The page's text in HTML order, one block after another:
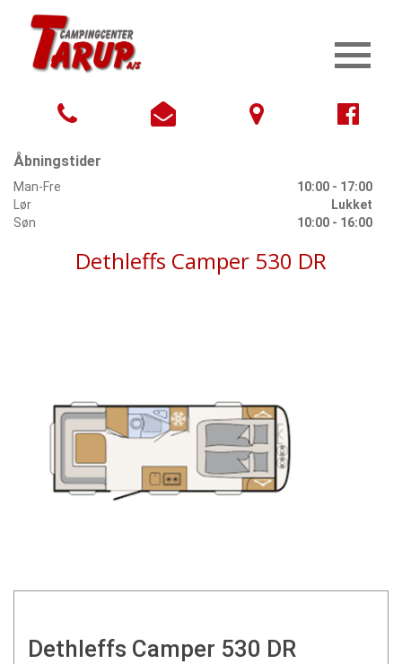
Åbningstider
Man-Fre
10:00 - 17:00
Lør
Lukket
Søn
10:00 - 16:00
Dethleffs Camper 530 DR
Dethleffs Camper 530 DR